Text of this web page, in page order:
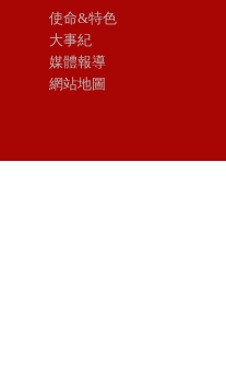
使命&特色
大事紀
媒體報導
網站地圖